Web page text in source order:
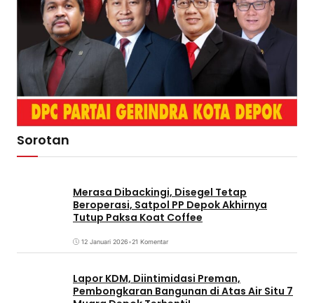
Sorotan
Merasa Dibackingi, Disegel Tetap
Beroperasi, Satpol PP Depok Akhirnya
Tutup Paksa Koat Coffee
12 Januari 2026•21 Komentar
Lapor KDM, Diintimidasi Preman,
Pembongkaran Bangunan di Atas Air Situ 7